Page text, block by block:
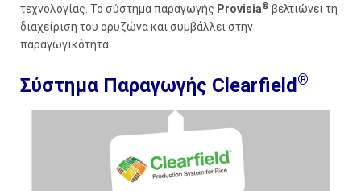
τεχνολογίας. Το σύστημα παραγωγής Provisia® βελτιώνει τη
διαχείριση του ορυζώνα και συμβάλλει στην
παραγωγικότητα
Σύστημα Παραγωγής Clearfield ®